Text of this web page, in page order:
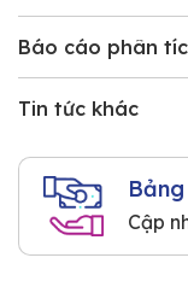
Báo cáo phân
Tin tức khác
Cập